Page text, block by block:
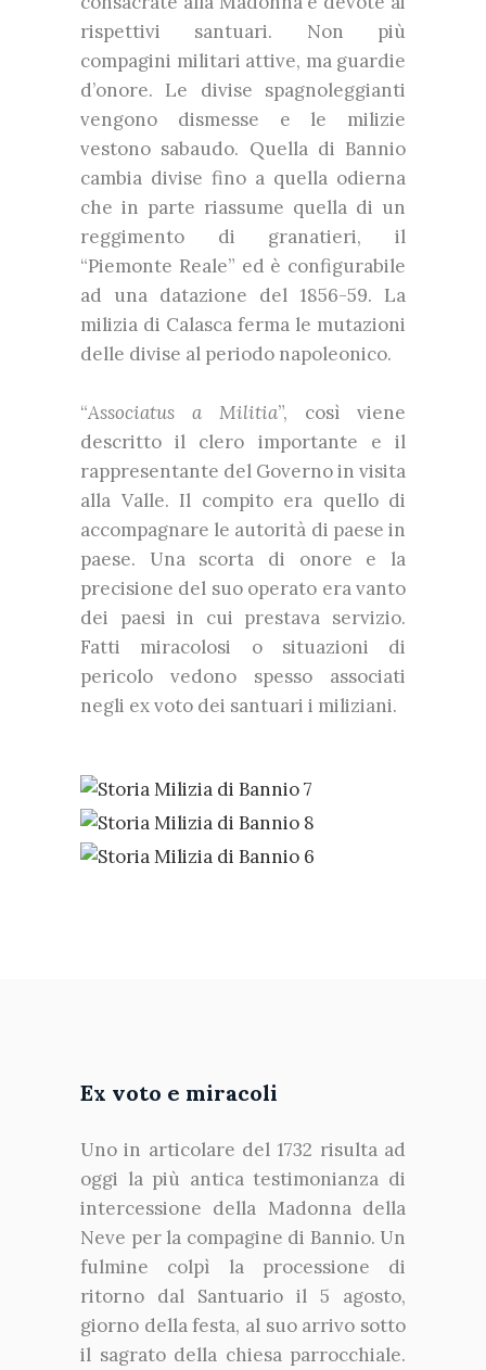
rispettivi santuari. Non più
compagini militari attive, ma guardie
d’onore. Le divise spagnoleggianti
vengono dismesse e le milizie
vestono sabaudo. Quella di Bannio
cambia divise fino a quella odierna
che in parte riassume quella di un
reggimento di granatieri, il
“Piemonte Reale” ed è configurabile
ad una datazione del 1856-59. La
milizia di Calasca ferma le mutazioni
delle divise al periodo napoleonico.
“Associatus a Militia”, così viene
descritto il clero importante e il
rappresentante del Governo in visita
alla Valle. Il compito era quello di
accompagnare le autorità di paese in
paese. Una scorta di onore e la
precisione del suo operato era vanto
dei paesi in cui prestava servizio.
Fatti miracolosi o situazioni di
pericolo vedono spesso associati
negli ex voto dei santuari i miliziani.
Ex voto e miracoli
Uno in articolare del 1732 risulta ad
oggi la più antica testimonianza di
intercessione della Madonna della
Neve per la compagine di Bannio. Un
fulmine colpì la processione di
ritorno dal Santuario il 5 agosto,
giorno della festa, al suo arrivo sotto
il sagrato della chiesa parrocchiale.